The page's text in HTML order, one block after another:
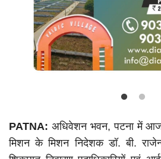
PATNA: अधिवेशन भवन, पटना में आज
मिशन के मिशन निदेशक डॉ. बी.